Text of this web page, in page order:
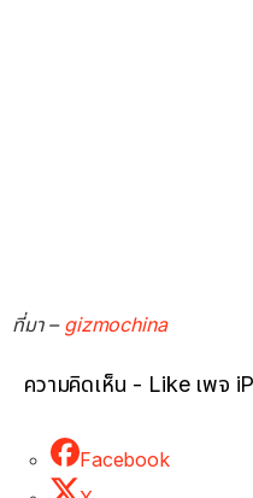
ที่มา – gizmochina
ความคิดเห็น - Like เพจ
Facebook